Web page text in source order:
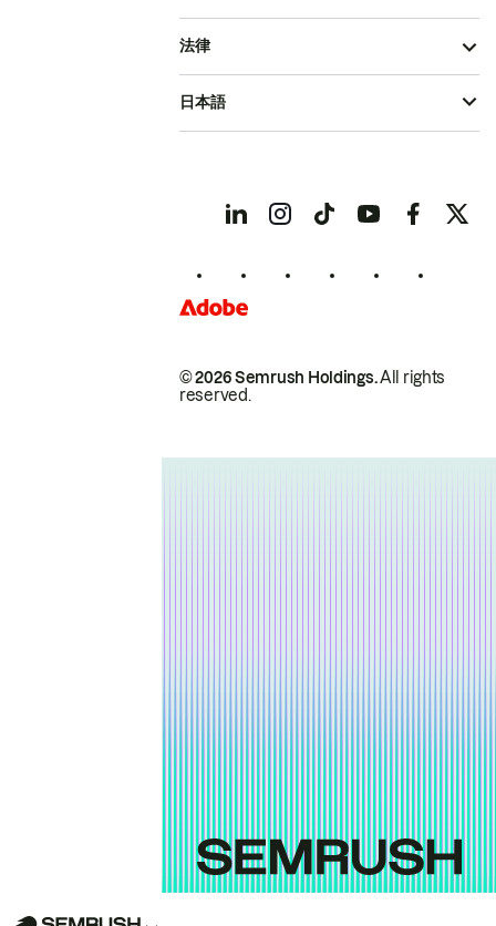
© 2026 Semrush Holdings.All rights
reserved.
法律
日本語